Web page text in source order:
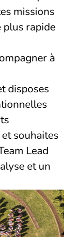
missions
plus rapide
à
disposes
souhaites
Lead
et un